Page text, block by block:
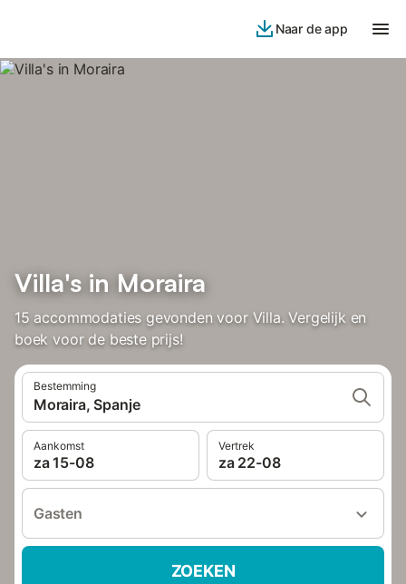
Naar de app
Villa's in Moraira
15 accommodaties gevonden voor Villa. Vergelijk en
boek voor de beste prijs!
Bestemming
Moraira, Spanje
Aankomst
za 15-08
Vertrek
za 22-08
Gasten
ZOEKEN